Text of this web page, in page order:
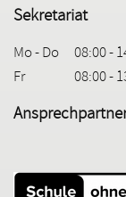
Sekretariat
Mo - Do
08:00 -
Fr
08:00 -